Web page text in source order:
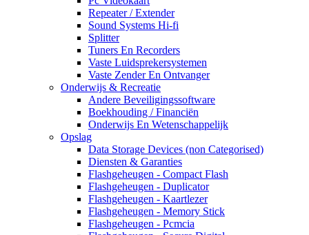
Repeater / Extender
Sound Systems Hi-fi
Splitter
Tuners En Recorders
Vaste Luidsprekersystemen
Vaste Zender En Ontvanger
Onderwijs & Recreatie
Andere Beveiligingssoftware
Boekhouding / Financiën
Onderwijs En Wetenschappelijk
Opslag
Data Storage Devices (non Categorised)
Diensten & Garanties
Flashgeheugen - Compact Flash
Flashgeheugen - Duplicator
Flashgeheugen - Kaartlezer
Flashgeheugen - Memory Stick
Flashgeheugen - Pcmcia